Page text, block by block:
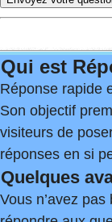
Qui est
Réponse rapide
Son objectif
visiteurs de
réponses en si
Quelques
Vous n’avez